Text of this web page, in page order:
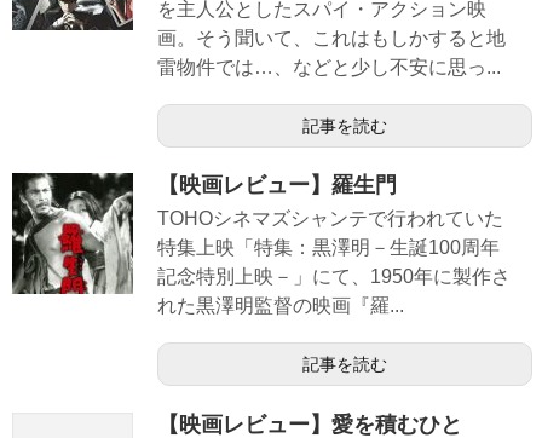
を主人公としたスパイ・アクション映
画。そう聞いて、これはもしかすると地
雷物件では…、などと少し不安に思っ...
記事を読む
【映画レビュー】羅生門
TOHOシネマズシャンテで行われていた
特集上映「特集：黒澤明－生誕100周年
記念特別上映－」にて、1950年に製作さ
れた黒澤明監督の映画『羅...
記事を読む
【映画レビュー】愛を積むひと